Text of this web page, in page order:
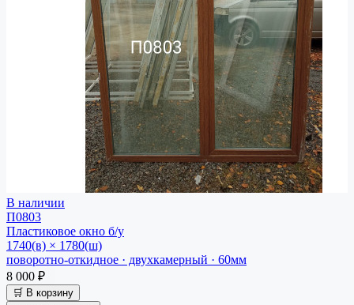
В наличии
П0803
Пластиковое окно б/у
1740(в) × 1780(ш)
поворотно-откидное · двухкамерный · 60мм
8 000 ₽
🛒 В корзину